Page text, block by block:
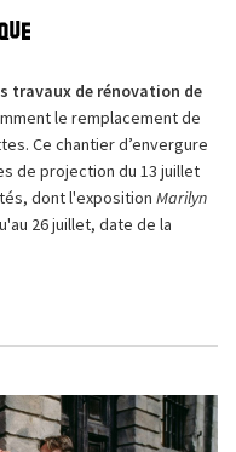
travaux de rénovation de
le remplacement de
Ce chantier d’envergure
de projection du 13 juillet
dont l'exposition Marilyn
26 juillet, date de la